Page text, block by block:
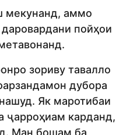
мекунанд, аммо
пойҳои
зориву тавалло
дубора
Як маротибаи
ҷарроҳиам карданд,
Ман бошам ба